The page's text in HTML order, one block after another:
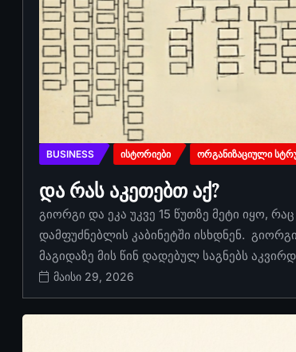
BUSINESS ᲘᲡᲢᲝᲠᲘᲔᲑᲘ ᲝᲠᲒᲐᲜᲘᲖᲐᲪᲘᲣᲚᲘ
და რას აკეთებთ აქ?
გიორგი და ეკა უკვე 15 წუთზე მეტი იყო,
დამფუძნებლის კაბინეტში ისხდნენ.
მაგიდაზე მის წინ დადებულ საგნებს
მაისი 29, 2026